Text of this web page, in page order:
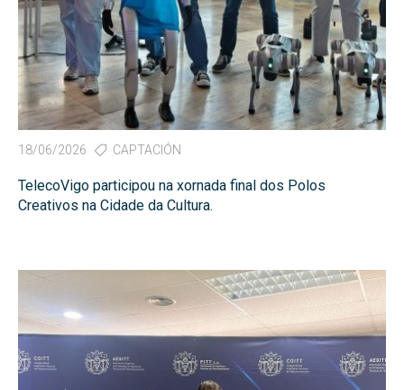
18/06/2026 CAPTACIÓN
TelecoVigo participou na xornada final dos Polos
Creativos na Cidade da Cultura.